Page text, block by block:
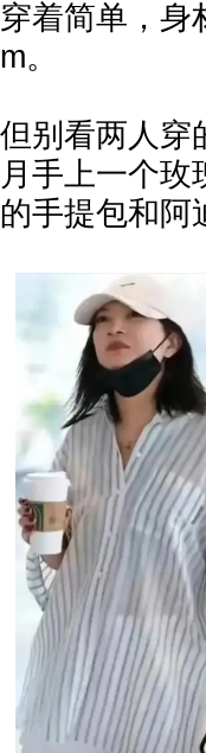
穿着简单，身
m。
但别看两人穿
月手上一个
的手提包和阿